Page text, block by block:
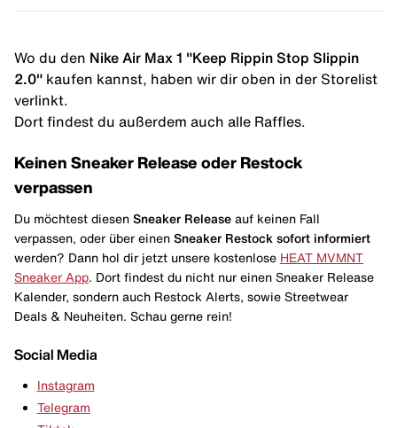
Wo du den Nike Air Max 1 "Keep Rippin Stop Slippin
2.0" kaufen kannst, haben wir dir oben in der Storelist
verlinkt.
Dort findest du außerdem auch alle Raffles.
Keinen Sneaker Release oder Restock
verpassen
Du möchtest diesen Sneaker Release auf keinen Fall
verpassen, oder über einen Sneaker Restock sofort informiert
werden? Dann hol dir jetzt unsere kostenlose HEAT MVMNT
Sneaker App . Dort findest du nicht nur einen Sneaker Release
Kalender, sondern auch Restock Alerts, sowie Streetwear
Deals & Neuheiten. Schau gerne rein!
Social Media
Instagram
Telegram